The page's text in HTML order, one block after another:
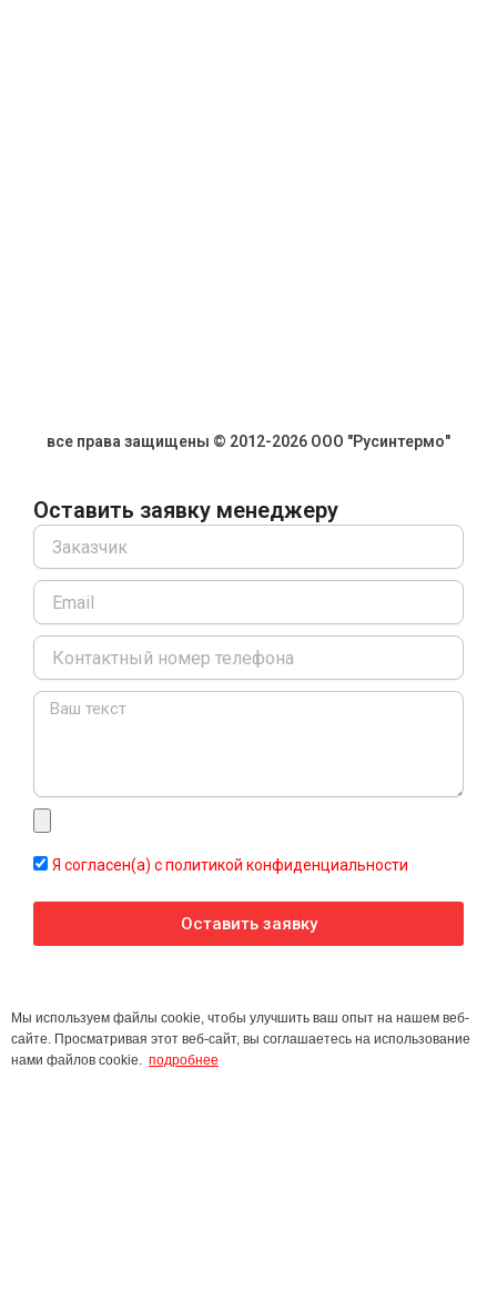
все права защищены © 2012-2026 ООО "Русинтермо"
Оставить заявку менеджеру
Name
Email
Message
Я согласен(а) с политикой конфиденциальности
Оставить заявку
Мы используем файлы cookie, чтобы улучшить ваш опыт на нашем веб-
сайте. Просматривая этот веб-сайт, вы соглашаетесь на использование
нами файлов cookie. подробнее